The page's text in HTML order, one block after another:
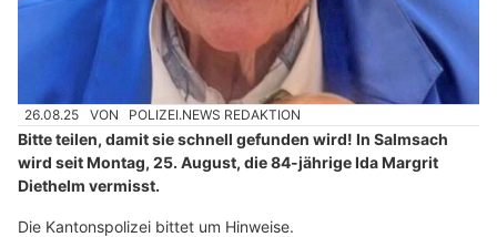
26.08.25 VON POLIZEI.NEWS REDAKTION
Bitte teilen, damit sie schnell gefunden wird! In Salmsach
wird seit Montag, 25. August, die 84-jährige Ida Margrit
Diethelm vermisst.
Die Kantonspolizei bittet um Hinweise.